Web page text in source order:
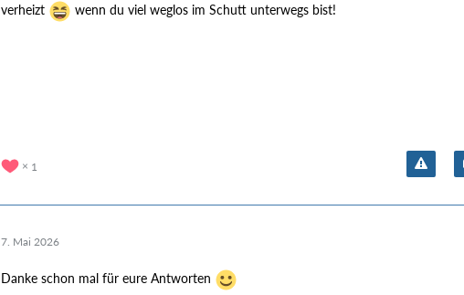
verheizt
wenn du viel weglos im Schutt unterwegs bist!
1
7. Mai 2026
Danke schon mal für eure Antworten